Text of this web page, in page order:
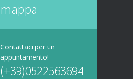
mappa
Contattaci per un
appuntamento!
(+39)0522563694